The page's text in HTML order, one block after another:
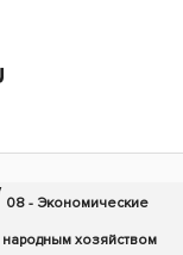
08 - Экономические
хозяйством